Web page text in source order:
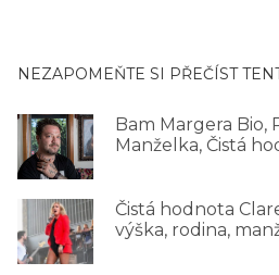
NEZAPOMEŇTE SI PŘEČÍST
Bam Margera Bio,
Manželka, Čistá
Čistá hodnota
výška, rodina,